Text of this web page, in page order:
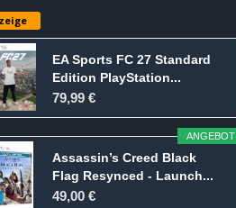
EA Sports FC 27 Standard
Edition PlayStation...
79,99 €
ANGEBOT
Assassin’s Creed Black
Flag Resynced - Launch...
49,00 €